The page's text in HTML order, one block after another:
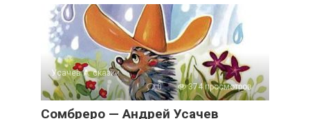
Усачев А. сказки
0
374 просмотров
Сомбреро — Андрей Усачев